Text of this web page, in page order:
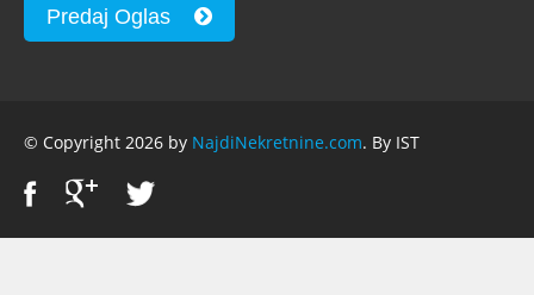
Predaj Oglas
© Copyright 2026 by NajdiNekretnine.com. By IST